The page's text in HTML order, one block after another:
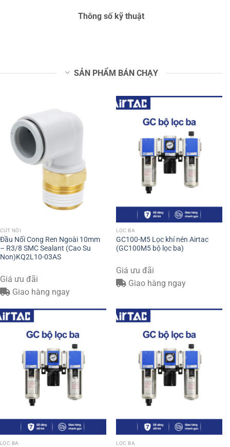
Thông số kỹ thuật
SẢN PHẨM BÁN CHẠY
CÚT NỐI
Đầu Nối Cong Ren Ngoài 10mm
– R3/8 SMC Sealant (Cao Su
Non)KQ2L10-03AS
Giá ưu đãi
Giao hàng ngay
LỌC BA
GC100-M5 Lọc khí nén Airtac
(GC100M5 bộ lọc ba)
Giá ưu đãi
Giao hàng ngay
LỌC BA LỌC BA